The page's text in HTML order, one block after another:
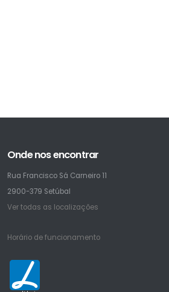
Onde nos encontrar
Rua Francisco Sá Carneiro 11
2900-379 Setúbal
Ver todas as localizações
Horário de funcionamento